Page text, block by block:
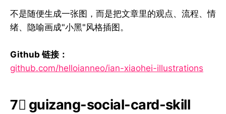
不是随便生成一张图，而是把文章里的观点、流程、情
绪、隐喻画成"小黑"风格插图。
Github 链接：
github.com/helloianneo/ian-xiaohei-illustrations
7⃣ guizang-social-card-skill